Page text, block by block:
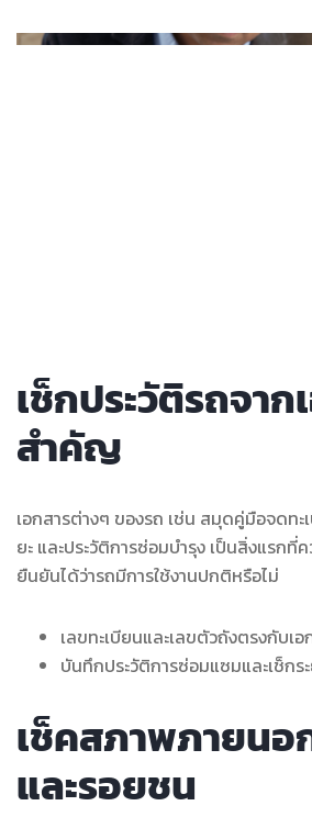
เช็กประวัติรถจาก
สำคัญ
เอกสารต่างๆ ของรถ เช่น สมุดคู่มือจดทะ
ยะ และประวัติการซ่อมบำรุง เป็นสิ่งแรกที่
ยืนยันได้ว่ารถมีการใช้งานปกติหรือไม่
เลขทะเบียนและเลขตัวถังตรงกับเอ
บันทึกประวัติการซ่อมแซมและเช็กร
เช็คสภาพภายนอ
และรอยชน